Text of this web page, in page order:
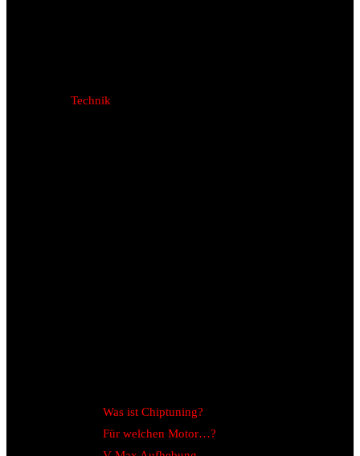
Technik
Was ist Chiptuning?
Für welchen Motor…?